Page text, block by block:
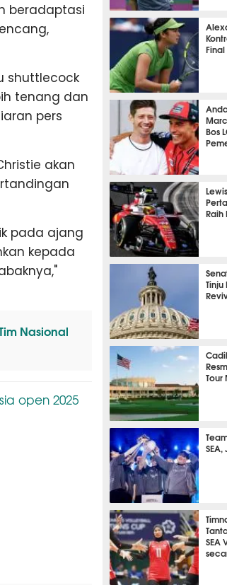
beradaptasi
shuttlecock
tenang dan
pers
akan
pada ajang
kepada
Nasional
open 2025
BADMINTON
TENIS
Bos
MOTOGP
Raih
F1
TINJU
Tour
GOLF
ESPORTS
SEA